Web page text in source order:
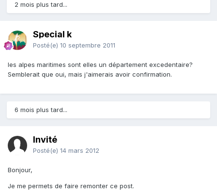
2 mois plus tard...
Special k
Posté(e) 10 septembre 2011
les alpes maritimes sont elles un département excedentaire?
Semblerait que oui, mais j'aimerais avoir confirmation.
6 mois plus tard...
Invité
Posté(e) 14 mars 2012
Bonjour,
Je me permets de faire remonter ce post.